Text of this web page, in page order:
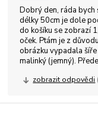
Dobrý den, ráda bych
délky 50cm je dole
do košíku se zobrazí
oček. Ptám je z
obrázku vypadala
malinký (jemný).
zobrazit odpovědi
Zboží zařazeno v